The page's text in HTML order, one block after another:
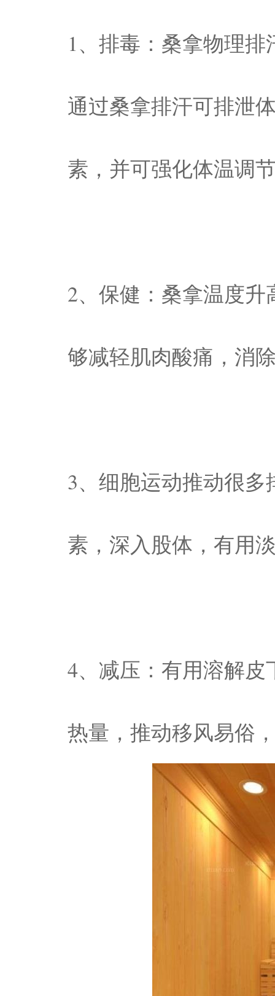
1、排毒：桑拿物理
通过桑拿排汗可排泄
素，并可强化体温调
2、保健：桑拿温度
够减轻肌肉酸痛，消
3、细胞运动推动很
素，深入股体，有用
4、减压：有用溶解
热量，推动移风易俗